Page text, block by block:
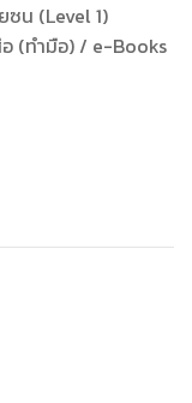
ซน (Level 1)
(ทำมือ) / e-Books
วมจากบทความเดิม
าเดิม